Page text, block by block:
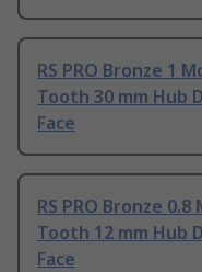
RS PRO Bronze 1
Tooth 30 mm Hub
Face
RS PRO Bronze
Tooth 12 mm Hub
Face